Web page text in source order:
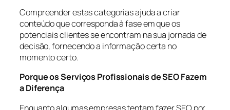
Compreender estas categorias ajuda a criar
conteúdo que corresponda à fase em que os
potenciais clientes se encontram na sua jornada de
decisão, fornecendo a informação certa no
momento certo.
Porque os Serviços Profissionais de SEO Fazem
a Diferença